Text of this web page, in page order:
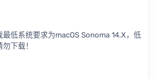
低系统要求为macOS Sonoma 14.X，低
下载！